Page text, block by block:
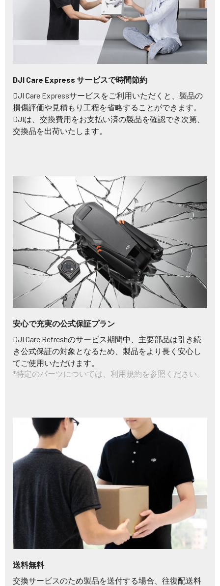
DJI Care Express サービスで時間節約
DJI Care Expressサービスをご利用いただくと、製品の
損傷評価や見積もり工程を省略することができます。
DJIは、交換費用をお支払い済の製品を確認でき次第、
交換品を出荷いたします。
安心で充実の公式保証プラン
DJI Care Refreshのサービス期間中、主要部品は引き続
き公式保証の対象となるため、製品をより長く安心し
てご使用いただけます。
*特定のパーツについては、利用規約を参照ください。
送料無料
交換サービスのため製品を送付する場合、往復配送料